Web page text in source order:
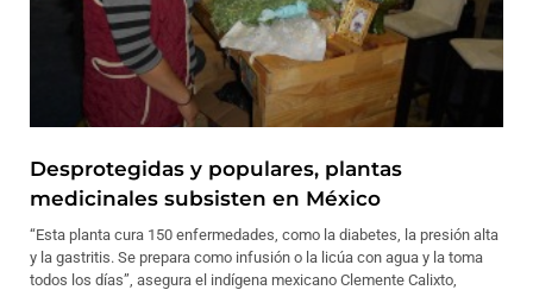
Desprotegidas y populares, plantas
medicinales subsisten en México
“Esta planta cura 150 enfermedades, como la diabetes, la presión alta
y la gastritis. Se prepara como infusión o la licúa con agua y la toma
todos los días”, asegura el indígena mexicano Clemente Calixto,